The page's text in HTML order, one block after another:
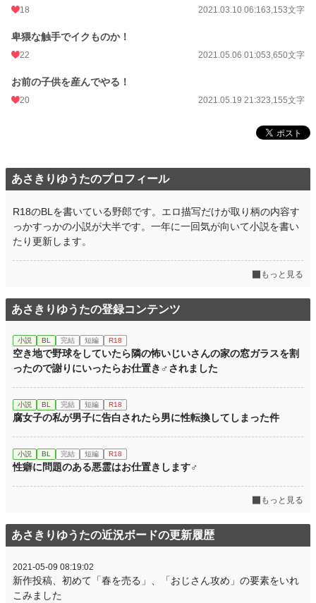
文字数
更新日時 2021.05.19 21:32
初回完結日時 2019.12.08 16:36
累計ポイント 202,516 pt (19,821 位)
18 2021.03.10 06:163,153文字
卑猥な触手でイクものか！
22 2021.05.06 01:053,650文字
お前の子供を産んでやる！
20 2021.05.19 21:323,155文字
あさきりゆうたのプロフィール
R18のBLを書いている野郎です。エロ描写だけが取り柄の内容す
っかすっかの小説が大半です。一年に一回気が向いて小説を書い
たり更新します。
もっと見る
あさきりゆうたの登録コンテンツ
小説 BL 完結 短編 R18
空き地で野球をしていたら隣の怖いじいさんの家の窓ガラスを割
ったので謝りにいったらお仕置き♂されました
小説 BL 完結 短編 R18
腐女子の私が男子に告白されたら男に性転換してしまった件
小説 BL 完結 短編 R18
性癖に問題のある悪霊はお仕置きします♂
もっと見る
あさきりゆうたの近況ボードの更新履歴
2021-05-09 08:19:02
新作投稿、初めて「春を売る」、「おじさん攻め」の要素をいれ
こみました